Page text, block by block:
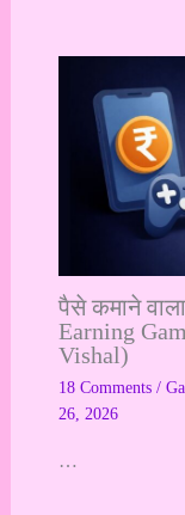
पैसे कमाने
Earning
Vishal)
18 Comments /
26, 2026
…